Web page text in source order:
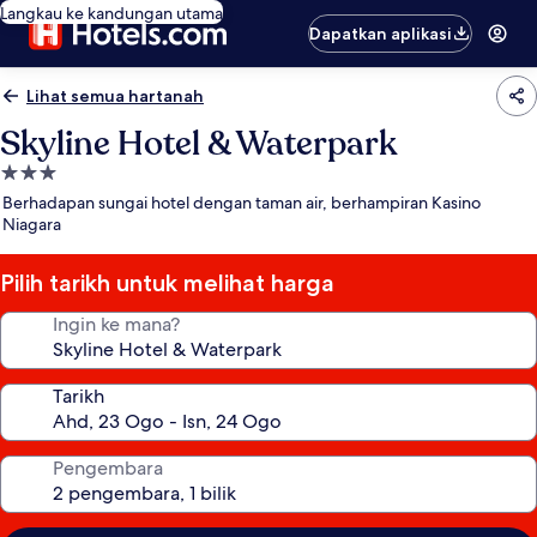
Langkau ke kandungan utama
Dapatkan aplikasi
Lihat semua hartanah
Skyline Hotel & Waterpark
Hartanah
3.0
bintang
Berhadapan sungai hotel dengan taman air, berhampiran Kasino
Niagara
Pilih tarikh untuk melihat harga
Ingin ke mana?
Tarikh
Pengembara